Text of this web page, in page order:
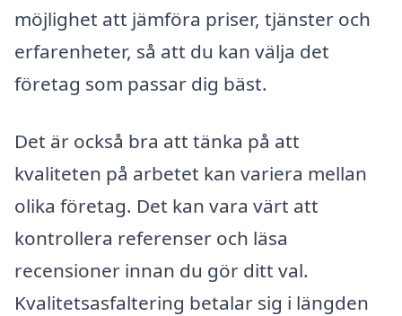
möjlighet att jämföra priser, tjänster och
erfarenheter, så att du kan välja det
företag som passar dig bäst.
Det är också bra att tänka på att
kvaliteten på arbetet kan variera mellan
olika företag. Det kan vara värt att
kontrollera referenser och läsa
recensioner innan du gör ditt val.
Kvalitetsasfaltering betalar sig i längden